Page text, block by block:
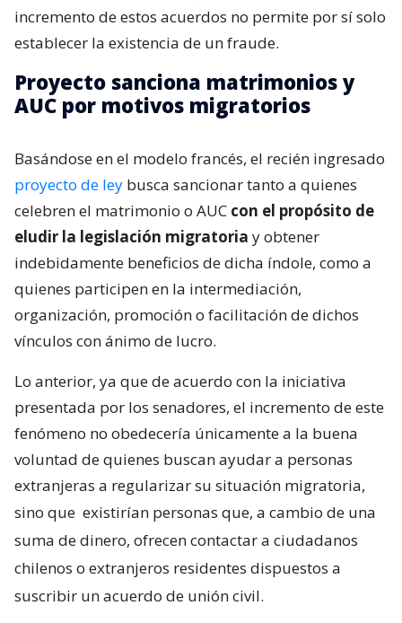
incremento de estos acuerdos no permite por sí solo
establecer la existencia de un fraude.
Proyecto sanciona matrimonios y
AUC por motivos migratorios
Basándose en el modelo francés, el recién ingresado
proyecto de ley busca sancionar tanto a quienes
celebren el matrimonio o AUC con el propósito de
eludir la legislación migratoria y obtener
indebidamente beneficios de dicha índole, como a
quienes participen en la intermediación,
organización, promoción o facilitación de dichos
vínculos con ánimo de lucro.
Lo anterior, ya que de acuerdo con la iniciativa
presentada por los senadores, el incremento de este
fenómeno no obedecería únicamente a la buena
voluntad de quienes buscan ayudar a personas
extranjeras a regularizar su situación migratoria,
sino que existirían personas que, a cambio de una
suma de dinero, ofrecen contactar a ciudadanos
chilenos o extranjeros residentes dispuestos a
suscribir un acuerdo de unión civil.